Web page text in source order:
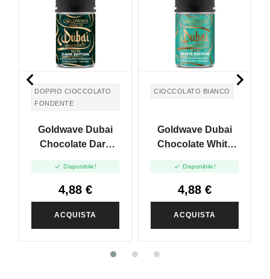
DOPPIO CIOCCOLATO
FONDENTE
Goldwave Dubai
Chocolate Dark
10+10
 Disponibile!
4,88 €
ACQUISTA
CIOCCOLATO BIANCO
Goldwave Dubai
Chocolate White
10+10
 Disponibile!
4,88 €
ACQUISTA
 